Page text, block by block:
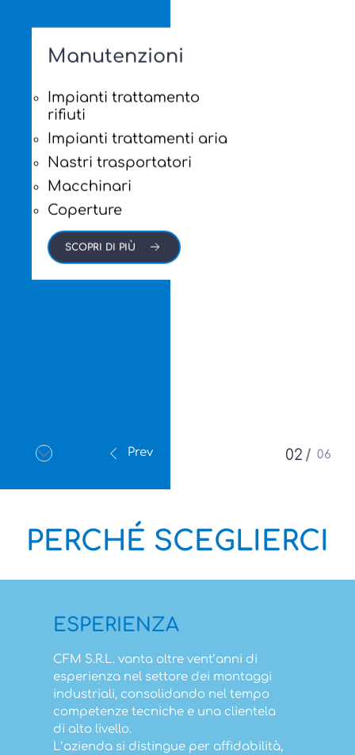
Manutenzioni
Impianti trattamento
rifiuti
Impianti trattamenti aria
Nastri trasportatori
Macchinari
Coperture
SCOPRI DI PIÙ
Prev 02 06
PERCHÉ SCEGLIERCI
ESPERIENZA
CFM S.R.L. vanta oltre vent’anni di
esperienza nel settore dei montaggi
industriali, consolidando nel tempo
competenze tecniche e una clientela
di alto livello.
L’azienda si distingue per affidabilità,